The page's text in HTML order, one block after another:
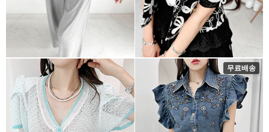
무료배송